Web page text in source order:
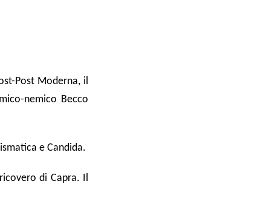
Post Moderna, il
nemico Becco
e Candida.
di Capra. Il